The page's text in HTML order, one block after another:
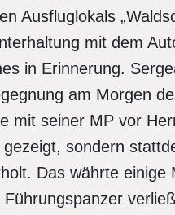
Ausfluglokals
mit dem
in Erinnerung.
am Morgen
mit seiner MP vor
sondern
Das währte